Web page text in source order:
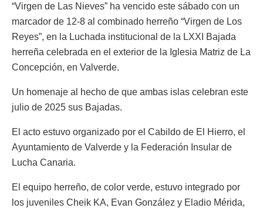
“Virgen de Las Nieves” ha vencido este sábado con un
marcador de 12-8 al combinado herreño “Virgen de Los
Reyes”, en la Luchada institucional de la LXXI Bajada
herreña celebrada en el exterior de la Iglesia Matriz de La
Concepción, en Valverde.
Un homenaje al hecho de que ambas islas celebran este
julio de 2025 sus Bajadas.
El acto estuvo organizado por el Cabildo de El Hierro, el
Ayuntamiento de Valverde y la Federación Insular de
Lucha Canaria.
El equipo herreño, de color verde, estuvo integrado por
los juveniles Cheik KA, Evan González y Eladio Mérida,